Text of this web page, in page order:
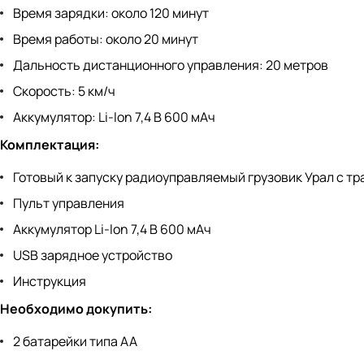
Время зарядки: около 120 минут
Время работы: около 20 минут
Дальность дистанционного управления: 20 метров
Скорость: 5 км/ч
Аккумулятор: Li-lon 7,4 В 600 мАч
Комплектация:
Готовый к запуску радиоуправляемый грузовик Урал с
Пульт управления
Аккумулятор Li-lon 7,4 В 600 мАч
USB зарядное устройство
Инструкция
Необходимо докупить:
2 батарейки типа АА